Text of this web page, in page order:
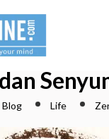
Blog Life